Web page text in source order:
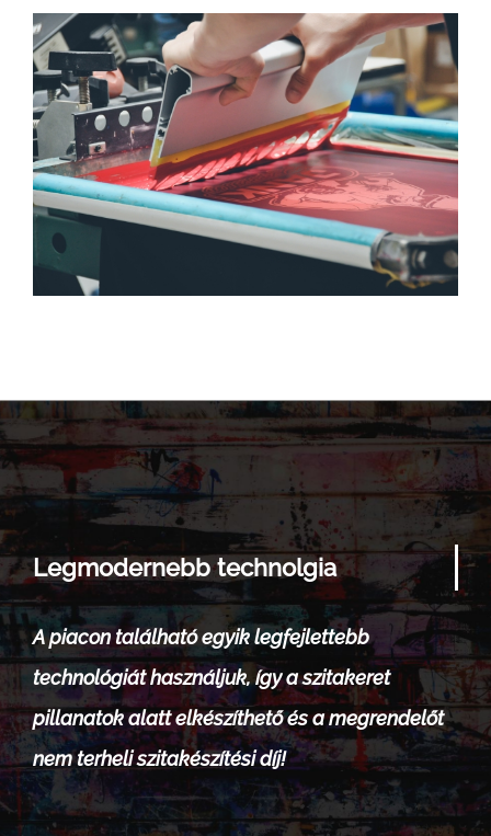
Legmodernebb technolgia
A piacon található egyik legfejlettebb
technológiát használjuk, így a szitakeret
pillanatok alatt elkészíthető és a megrendelőt
nem terheli szitakészítési díj!